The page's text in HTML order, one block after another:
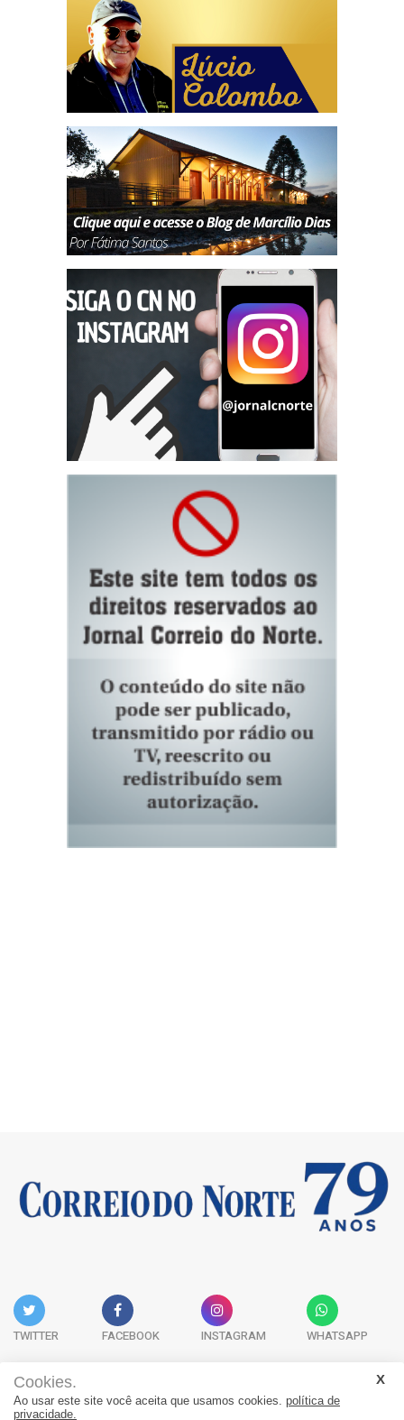
TWITTER FACEBOOK INSTAGRAM WHATSAPP
Acervo Digital Fale Conosco Quem Somos
Cookies.
Ao usar este site você aceita que usamos cookies. política de
privacidade.